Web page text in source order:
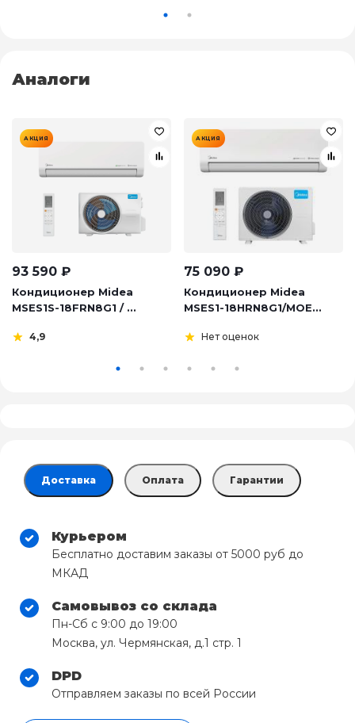
Аналоги
АКЦИЯ
93 590 ₽
Кондиционер Midea
MSES1S-18FRN8G1 / ...
4,9
АКЦИЯ
75 090 ₽
Кондиционер Midea
MSES1-18HRN8G1/MOE...
Нет оценок
Доставка Оплата Гарантии
Курьером
Бесплатно доставим заказы от 5000 руб до
МКАД
Самовывоз со склада
Пн-Сб с 9:00 до 19:00
Москва, ул. Чермянская, д.1 стр. 1
DPD
Отправляем заказы по всей России